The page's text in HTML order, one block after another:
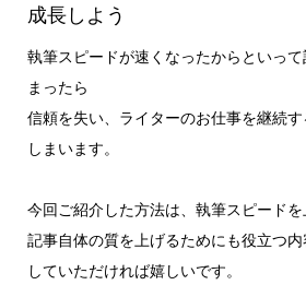
成長しよう
執筆スピードが速くなったからといっ
まったら
信頼を失い、ライターのお仕事を継続
しまいます。
今回ご紹介した方法は、執筆スピードを
記事自体の質を上げるためにも役立つ
していただければ嬉しいです。